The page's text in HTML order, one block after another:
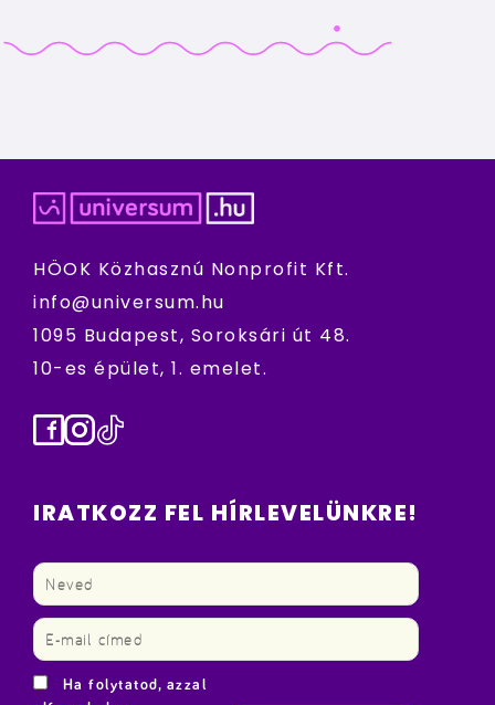
HÖOK Közhasznú Nonprofit Kft.
info@universum.hu
1095 Budapest, Soroksári út 48.
10-es épület, 1. emelet.
Facebook
Instagram
TikTok
IRATKOZZ FEL HÍRLEVELÜNKRE!
Ha folytatod, azzal